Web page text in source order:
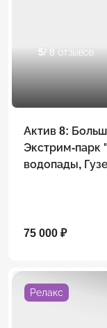
5/ 8 отзывов
Актив 8: Большая Азишская пещера, сплав,
Экстрим-парк
водопады,
75 000 ₽
Релакс